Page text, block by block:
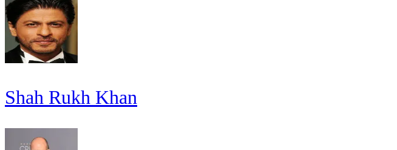
Shah Rukh Khan